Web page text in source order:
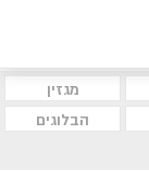
מגזין
הבלוגים